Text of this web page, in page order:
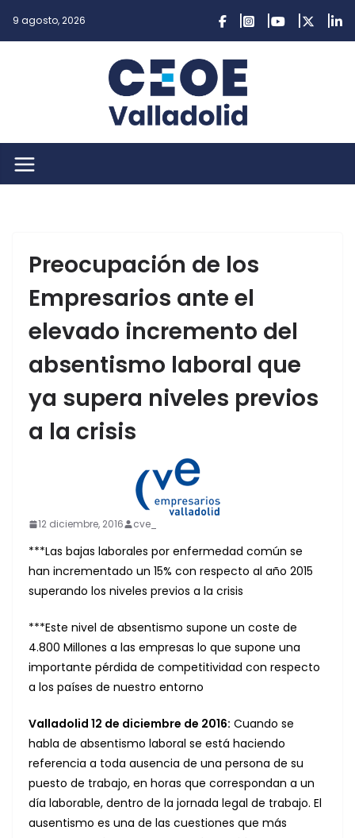
9 agosto, 2026
Preocupación de los
Empresarios ante el
elevado incremento del
absentismo laboral que
ya supera niveles previos
a la crisis
12 diciembre, 2016 cve_
***Las bajas laborales por enfermedad común se
han incrementado un 15% con respecto al año 2015
superando los niveles previos a la crisis
***Este nivel de absentismo supone un coste de
4.800 Millones a las empresas lo que supone una
importante pérdida de competitividad con respecto
a los países de nuestro entorno
Valladolid 12 de diciembre de 2016: Cuando se
habla de absentismo laboral se está haciendo
referencia a toda ausencia de una persona de su
puesto de trabajo, en horas que correspondan a un
día laborable, dentro de la jornada legal de trabajo. El
ausentismo es una de las cuestiones que más